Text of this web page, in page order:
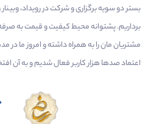
بستر دو سویه برگزاری و شرکت در رویداد،
برداریم. پشتوانه محیط کیفیت و قیمت به
مشتریان مان را به همراه داشته و امروز ما
اعتماد صدها هزار کاربر فعال شدیم و به آن